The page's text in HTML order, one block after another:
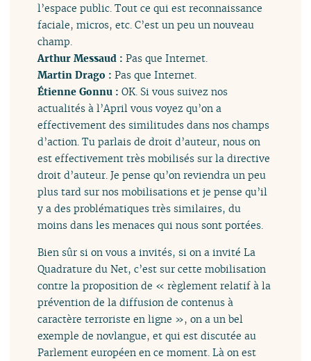
l’espace public. Tout ce qui est reconnaissance
faciale, micros, etc. C’est un peu un nouveau
champ.
Arthur Messaud :Pas que Internet.
Martin Drago :Pas que Internet.
Étienne Gonnu :OK. Si vous suivez nos
actualités à l’April vous voyez qu’on a
effectivement des similitudes dans nos champs
d’action. Tu parlais de droit d’auteur, nous on
est effectivement très mobilisés sur la directive
droit d’auteur. Je pense qu’on reviendra un peu
plus tard sur nos mobilisations et je pense qu’il
y a des problématiques très similaires, du
moins dans les menaces qui nous sont portées.
Bien sûr si on vous a invités, si on a invité La
Quadrature du Net, c’est sur cette mobilisation
contre la proposition de « règlement relatif à la
prévention de la diffusion de contenus à
caractère terroriste en ligne », on a un bel
exemple de novlangue, et qui est discutée au
Parlement européen en ce moment. Là on est